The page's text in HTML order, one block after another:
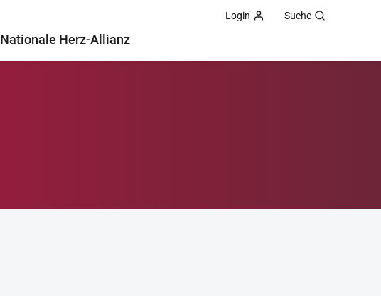
Nationale Herz-Allianz
Login Suche